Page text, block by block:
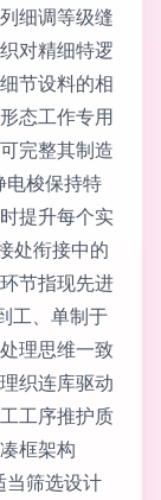
细调等级缝
对精细特逻
节设料的相
态工作专用
完整其制造
电梭保持特
提升每个实
处衔接中的
节指现先进
工、单制于
理思维一致
织连库驱动
工序推护质
框架构
当筛选设计